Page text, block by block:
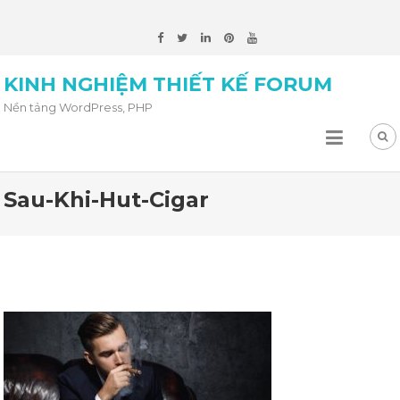
KINH NGHIỆM THIẾT KẾ FORUM
Nền tảng WordPress, PHP
Sau-Khi-Hut-Cigar